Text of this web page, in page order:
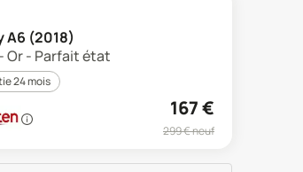
A6 (2018)
Or - Parfait état
24 mois
167€
299€ neuf